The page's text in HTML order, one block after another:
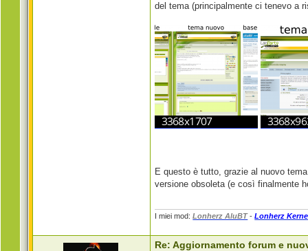
del tema (principalmente ci tenevo a
E questo è tutto, grazie al nuovo
versione obsoleta (e così finalmente
I miei mod:Lonherz AluBT-Lonherz
Re: Aggiornamento forum e